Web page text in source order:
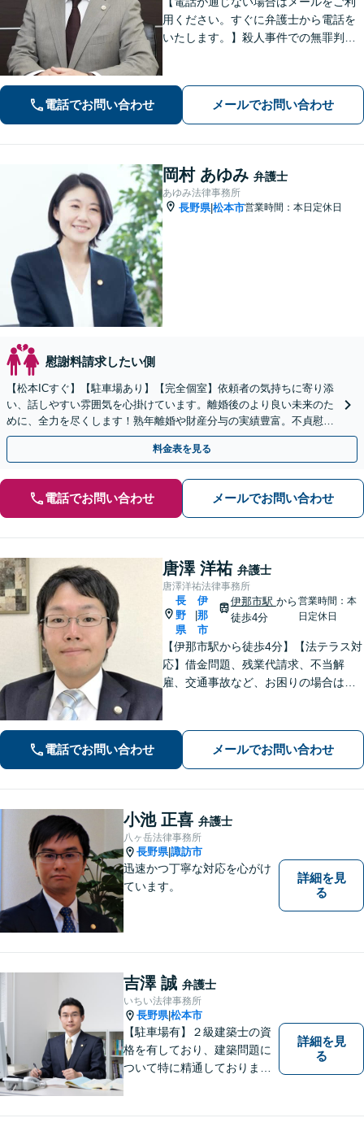
用ください。すぐに弁護士から電話を
いたします。】殺人事件での無罪判決
員、裁判員裁判対応可、夜間休日対応
可能、専用駐車場あり（無料）
電話でお問い合わせ メールでお問い合わせ
岡村 あゆみ 弁護士
あゆみ法律事務所
長野県|松本市営業時間：本日定休日
慰謝料請求したい側
【松本ICすぐ】【駐車場あり】【完全個室】依頼者の気持ちに寄り添
い、話しやすい雰囲気を心掛けています。離婚後のより良い未来のた
めに、全力を尽くします！熟年離婚や財産分与の実績豊富。不貞慰謝
料もお任せ下さい。
料金表を見る
電話でお問い合わせ メールでお問い合わせ
唐澤 洋祐 弁護士
唐澤洋祐法律事務所
長
野
県
|
伊
那
市
伊那市駅 から
徒歩4分
営業時間：本
日定休日
【伊那市駅から徒歩4分】【法テラス対
応】借金問題、残業代請求、不当解
雇、交通事故など、お困りの場合はす
ます!【秘密厳守】【破産管財人】
電話でお問い合わせ メールでお問い合わせ
小池 正喜 弁護士
八ヶ岳法律事務所
長野県|諏訪市
迅速かつ丁寧な対応を心がけ
ています。
詳細を見
る
吉澤 誠 弁護士
いちい法律事務所
長野県|松本市
【駐車場有】２級建築士の資
格を有しており、建築問題に
ついて特に精通しておりま
対応を心がけております。お
詳細を見
る